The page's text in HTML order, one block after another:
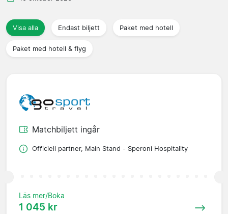
Visa alla Endast biljett Paket med hotell
Paket med hotell & flyg
Matchbiljett ingår
Officiell partner, Main Stand - Speroni Hospitality
Läs mer/Boka
1 045 kr